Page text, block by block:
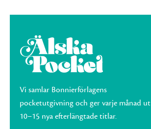
Vi samlar Bonnierförlagens
pocketutgivning och ger varje månad ut
10–15 nya efterlängtade titlar.